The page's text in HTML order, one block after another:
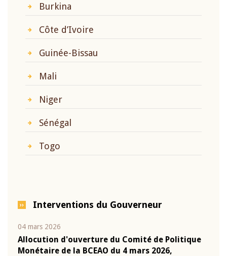
Burkina
Côte d’Ivoire
Guinée-Bissau
Mali
Niger
Sénégal
Togo
Interventions du Gouverneur
04 mars 2026
Allocution d'ouverture du Comité de Politique
Monétaire de la BCEAO du 4 mars 2026,